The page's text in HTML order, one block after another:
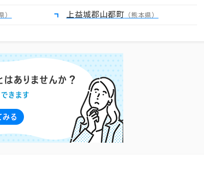
） 上益城郡山都町 （熊本県）